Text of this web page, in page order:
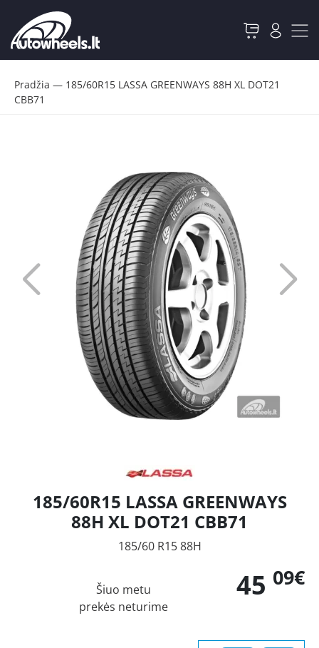
Pradžia — 185/60R15 LASSA GREENWAYS 88H XL DOT21
CBB71
185/60R15 LASSA GREENWAYS
88H XL DOT21 CBB71
185/60 R15 88H
45 09€
Šiuo metu
prekės neturime